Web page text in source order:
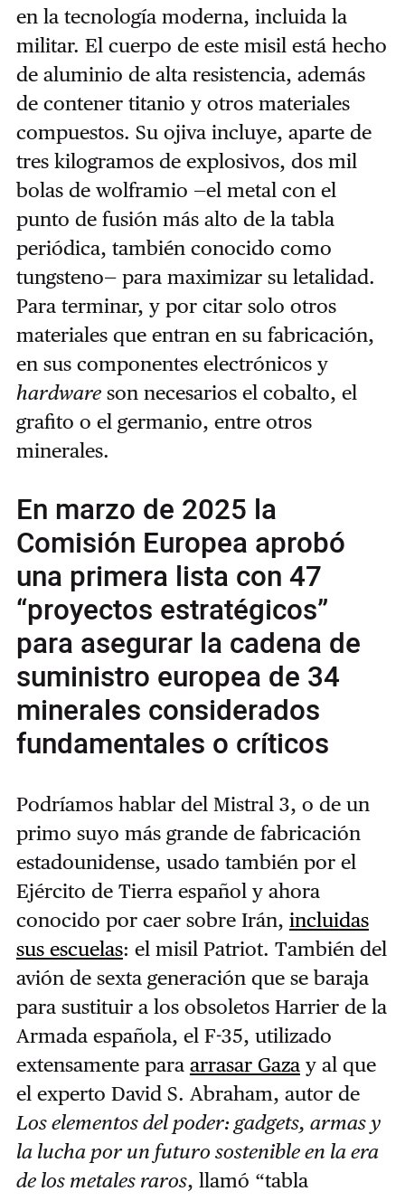
en la tecnología moderna, incluida la
militar. El cuerpo de este misil está hecho
de aluminio de alta resistencia, además
de contener titanio y otros materiales
compuestos. Su ojiva incluye, aparte de
tres kilogramos de explosivos, dos mil
bolas de wolframio —el metal con el
punto de fusión más alto de la tabla
periódica, también conocido como
tungsteno— para maximizar su letalidad.
Para terminar, y por citar solo otros
materiales que entran en su fabricación,
en sus componentes electrónicos y
hardwareson necesarios el cobalto, el
grafito o el germanio, entre otros
minerales.
En marzo de 2025 la
Comisión Europea aprobó
una primera lista con 47
“proyectos estratégicos”
para asegurar la cadena de
suministro europea de 34
minerales considerados
fundamentales o críticos
Podríamos hablar del Mistral 3, o de un
primo suyo más grande de fabricación
estadounidense, usado también por el
Ejército de Tierra español y ahora
conocido por caer sobre Irán, incluidas
sus escuelas: el misil Patriot. También del
avión de sexta generación que se baraja
para sustituir a los obsoletos Harrier de la
Armada española, el F-35, utilizado
extensamente para arrasar Gazay al que
el experto David S. Abraham, autor de
Los elementos del poder: gadgets, armas y
la lucha por un futuro sostenible en la era
de los metales raros, llamó “tabla